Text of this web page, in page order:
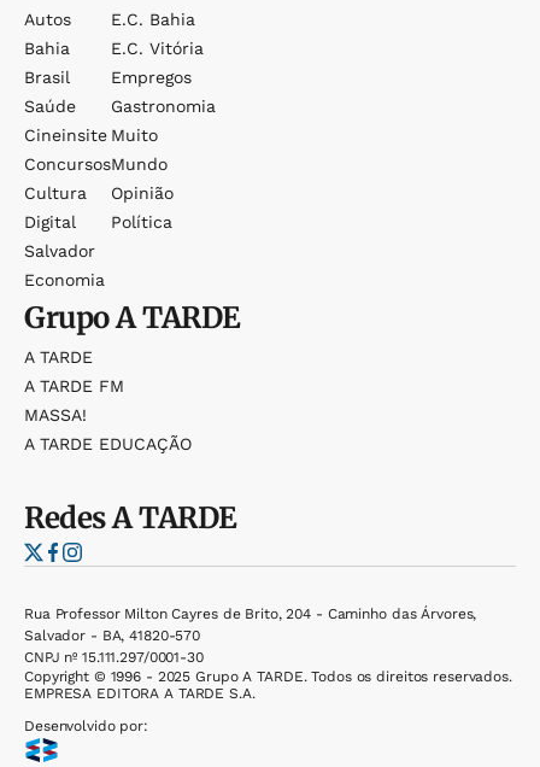
Autos
Bahia
Brasil
Saúde
Cineinsite
Concursos
Cultura
Digital
Salvador
Economia
E.c. Bahia
E.c. Vitória
Empregos
Gastronomia
Muito
Mundo
Opinião
Política
GrupoA TARDE
A TARDE
A TARDE FM
MASSA!
A TARDE EDUCAÇÃO
RedesA TARDE
Rua Professor Milton Cayres de Brito, 204 - Caminho das Árvores,
Salvador - BA, 41820-570
CNPJ nº 15.111.297/0001-30
Copyright © 1996 - 2025 Grupo A TARDE. Todos os direitos reservados.
EMPRESA EDITORA A TARDE S.A.
Desenvolvido por: